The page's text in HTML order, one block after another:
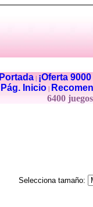
Portada| ¡Oferta
Pág. Inicio
6400
Selecciona tamaño: